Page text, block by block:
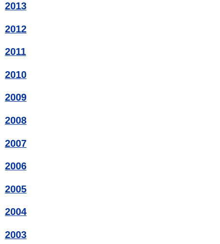
2013
2012
2011
2010
2009
2008
2007
2006
2005
2004
2003